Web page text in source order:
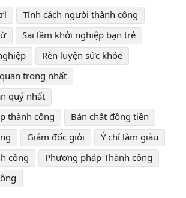
Tính cách người thành công
Sai lầm khởi nghiệp bạn trẻ
Rèn luyện sức khỏe
trọng nhất
quý nhất
thành công
Bản chất đồng tiền
Giám đốc giỏi
Ý chí làm giàu
công
Phương pháp Thành công